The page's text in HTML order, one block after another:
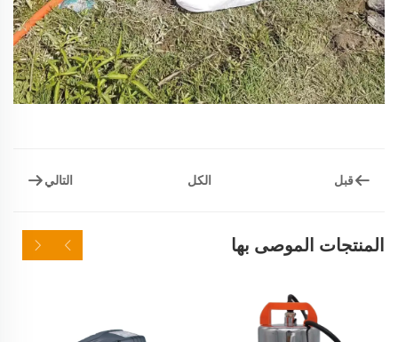
قبل الكل التالي
المنتجات الموصى بها